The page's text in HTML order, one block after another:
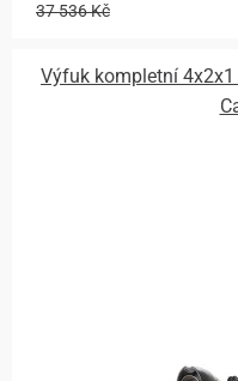
37 536 Kč
Výfuk kompletní 4x2x1